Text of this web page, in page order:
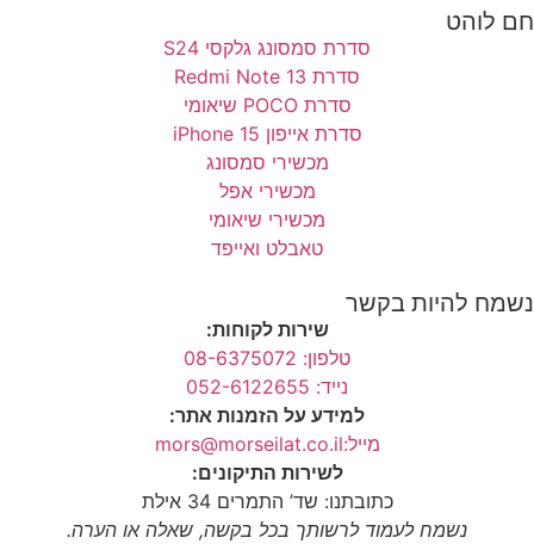
חם לוהט
סדרת סמסונג גלקסי S24
סדרת Redmi Note 13
סדרת POCO שיאומי
סדרת אייפון 15 iPhone
מכשירי סמסונג
מכשירי אפל
מכשירי שיאומי
טאבלט ואייפד
נשמח להיות בקשר
שירות לקוחות:
טלפון: 08-6375072
נייד: 052-6122655
למידע על הזמנות אתר:
מייל:mors@morseilat.co.il
לשירות התיקונים:
כתובתנו: שד’ התמרים 34 אילת
נשמח לעמוד לרשותך בכל בקשה, שאלה או הערה.